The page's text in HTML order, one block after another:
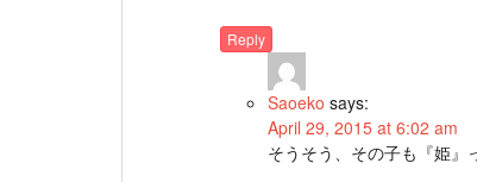
Reply
Saoeko says:
April 29, 2015 at 6:02 am
そうそう、その子も『姫』